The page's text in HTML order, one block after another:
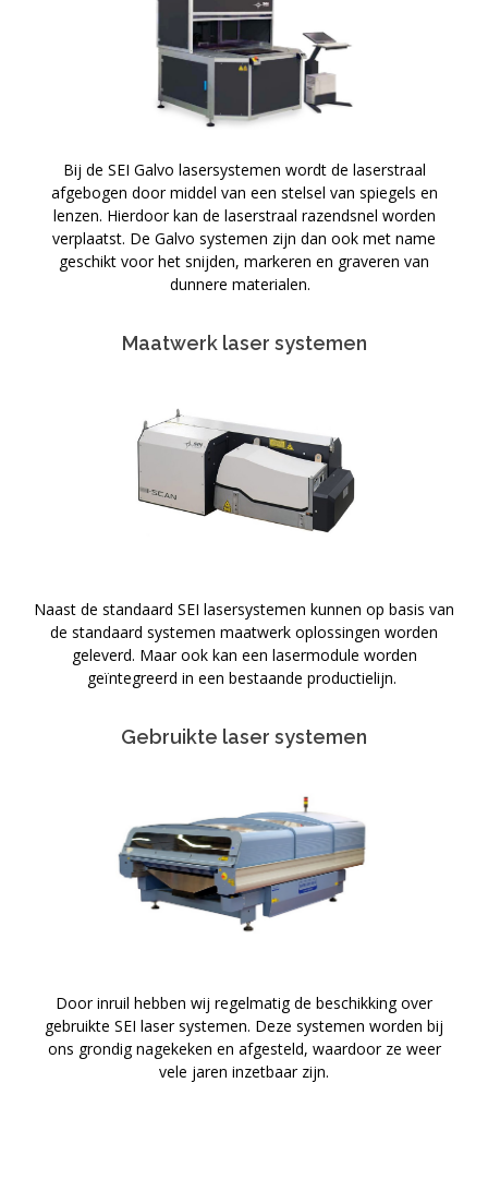
Bij de SEI Galvo lasersystemen wordt de laserstraal
afgebogen door middel van een stelsel van spiegels en
lenzen. Hierdoor kan de laserstraal razendsnel worden
verplaatst. De Galvo systemen zijn dan ook met name
geschikt voor het snijden, markeren en graveren van
dunnere materialen.
Maatwerk laser systemen
Naast de standaard SEI lasersystemen kunnen op basis van
de standaard systemen maatwerk oplossingen worden
geleverd. Maar ook kan een lasermodule worden
geïntegreerd in een bestaande productielijn.
Gebruikte laser systemen
Door inruil hebben wij regelmatig de beschikking over
gebruikte SEI laser systemen. Deze systemen worden bij
ons grondig nagekeken en afgesteld, waardoor ze weer
vele jaren inzetbaar zijn.